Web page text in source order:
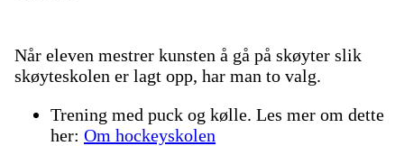
Når eleven mestrer kunsten å gå på skøyter slik
skøyteskolen er lagt opp, har man to valg.
Trening med puck og kølle. Les mer om dette
her: Om hockeyskolen